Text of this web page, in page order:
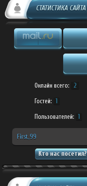
СТАТИСТИКА САЙТА
Онлайн всего: 2
Гостей: 1
Пользователей: 1
First_99
Кто нас посетил?